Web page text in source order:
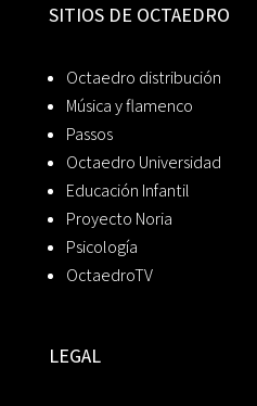
SITIOS DE OCTAEDRO
Octaedro distribución
Música y flamenco
Passos
Octaedro Universidad
Educación Infantil
Proyecto Noria
Psicología
OctaedroTV
LEGAL